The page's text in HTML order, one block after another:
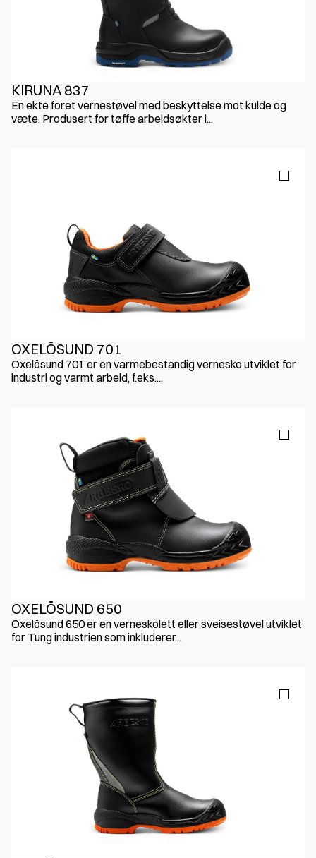
KIRUNA 837
En ekte foret vernestøvel med beskyttelse mot kulde og
væte. Produsert for tøffe arbeidsøkter i...
OXELÖSUND 701
Oxelösund 701 er en varmebestandig vernesko utviklet for
industri og varmt arbeid, f.eks....
OXELÖSUND 650
Oxelösund 650 er en verneskolett eller sveisestøvel utviklet
for Tung industrien som inkluderer...